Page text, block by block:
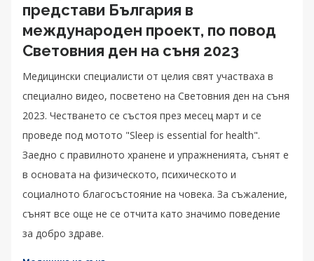
представи България в
международен проект, по повод
Световния ден на съня 2023
Медицински специалисти от целия свят участваха в
специално видео, посветено на Световния ден на съня
2023. Честването се състоя през месец март и се
проведе под мотото "Sleep is essential for health".
Заедно с правилното хранене и упражненията, сънят е
в основата на физическото, психическото и
социалното благосъстояние на човека. За съжаление,
сънят все още не се отчита като значимо поведение
за добро здраве.